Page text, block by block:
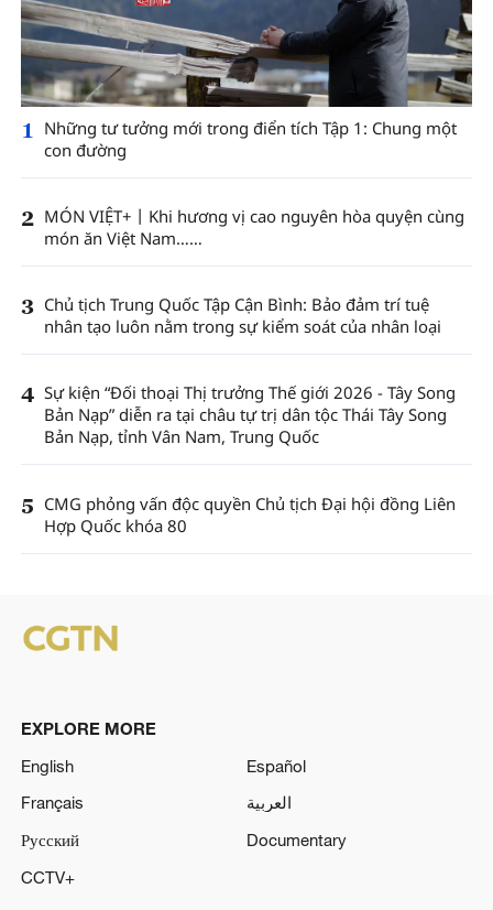
1
Những tư tưởng mới trong điển tích Tập 1: Chung một
con đường
2 MÓN VIỆT+丨Khi hương vị cao nguyên hòa quyện cùng
món ăn Việt Nam……
3 Chủ tịch Trung Quốc Tập Cận Bình: Bảo đảm trí tuệ
nhân tạo luôn nằm trong sự kiểm soát của nhân loại
4 Sự kiện “Đối thoại Thị trưởng Thế giới 2026 - Tây Song
Bản Nạp” diễn ra tại châu tự trị dân tộc Thái Tây Song
Bản Nạp, tỉnh Vân Nam, Trung Quốc
5 CMG phỏng vấn độc quyền Chủ tịch Đại hội đồng Liên
Hợp Quốc khóa 80
EXPLORE MORE
English
Español
Français
العربية
Русский
Documentary
CCTV+